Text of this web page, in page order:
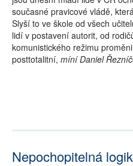
současné pravicové vládě,
Slyší to ve škole od všech
lidí v postavení autorit, od
komunistického režimu
posttotalitní, míní Daniel
Nepochopitelná